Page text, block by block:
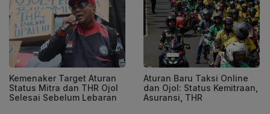
Kemenaker Target Aturan
Status Mitra dan THR Ojol
Selesai Sebelum Lebaran
Aturan Baru Taksi Online
dan Ojol: Status Kemitraan,
Asuransi, THR